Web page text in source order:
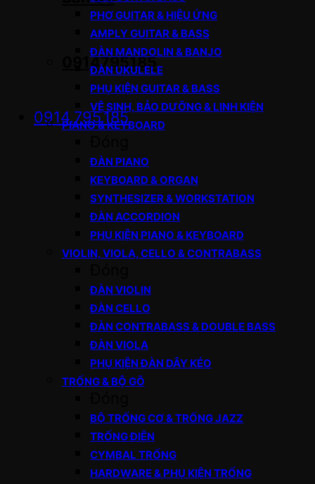
0914795185
0914.795.185
PHƠ GUITAR & HIỆU ỨNG
AMPLY GUITAR & BASS
ĐÀN MANDOLIN & BANJO
ĐÀN UKULELE
PHỤ KIỆN GUITAR & BASS
VỆ SINH, BẢO DƯỠNG & LINH KIỆN
PIANO & KEYBOARD
ĐÀN PIANO
KEYBOARD & ORGAN
SYNTHESIZER & WORKSTATION
ĐÀN ACCORDION
PHỤ KIỆN PIANO & KEYBOARD
VIOLIN, VIOLA, CELLO & CONTRABASS
ĐÀN VIOLIN
ĐÀN CELLO
ĐÀN CONTRABASS & DOUBLE BASS
ĐÀN VIOLA
PHỤ KIỆN ĐÀN DÂY KÉO
TRỐNG & BỘ GÕ
BỘ TRỐNG CƠ & TRỐNG JAZZ
TRỐNG ĐIỆN
CYMBAL TRỐNG
HARDWARE & PHỤ KIỆN TRỐNG